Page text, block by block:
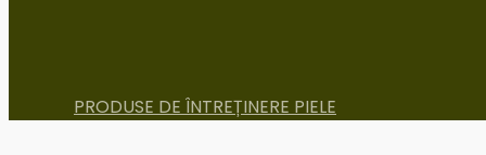
PRODUSE DE ÎNTREȚINERE PIELE